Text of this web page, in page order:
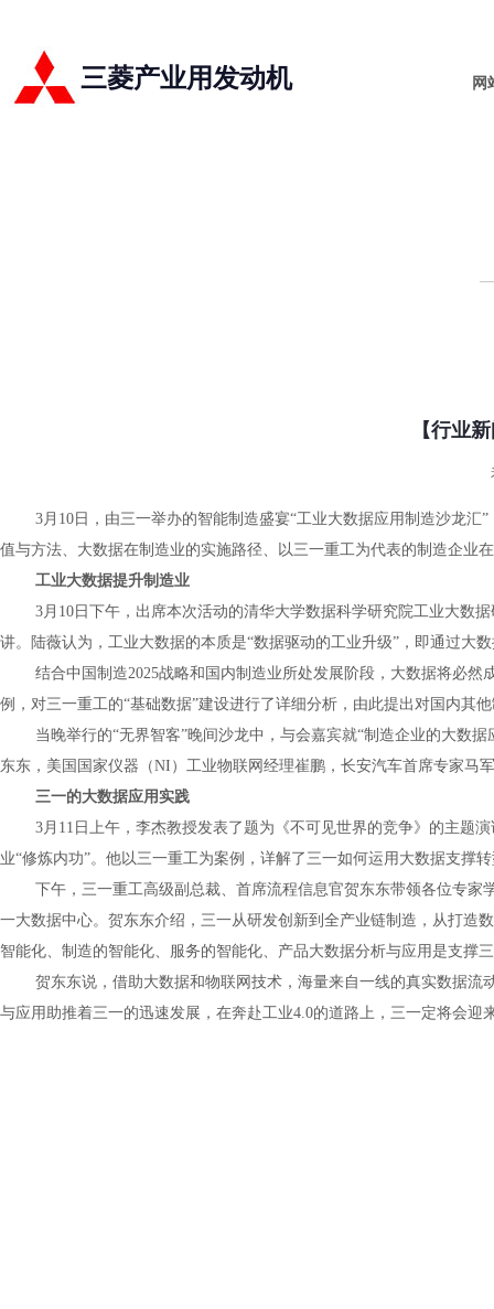
网
三菱产业用发动机
【行业
3月 10 日，由三一举办的智能制造盛宴“工业大数据应用制造沙龙汇”
值与方法、大数据在制造业的实施路径、以三一重工为代表的制造企业
工业大数据提升制造业
3月 10 日下午，出席本次活动的清华大学数据科学研究院工业大数
讲。陆薇认为，工业大数据的本质是“数据驱动的工业升级” ，即通过大
结合中国制造2025战略和国内制造业所处发展阶段，大数据将必然
例，对三一重工的“基础数据”建设进行了详细分析，由此提出对国内其
当晚举行的“无界智客”晚间沙龙中，与会嘉宾就“制造企业的大数据
东东，美国国家仪器（NI ）工业物联网经理崔鹏，长安汽车首席专家马
三一的大数据应用实践
3月 11 日上午，李杰教授发表了题为《不可见世界的竞争》的主题
业“修炼内功”。他以三一重工为案例，详解了三一如何运用大数据支撑
下午，三一重工高级副总裁、首席流程信息官贺东东带领各位专家
一大数据中心。贺东东介绍，三一从研发创新到全产业链制造，从打造
智能化、制造的智能化、服务的智能化、产品大数据分析与应用是支撑
贺东东说，借助大数据和物联网技术，海量来自一线的真实数据
与应用助推着三一的迅速发展，在奔赴工业4.0的道路上，三一定将会迎